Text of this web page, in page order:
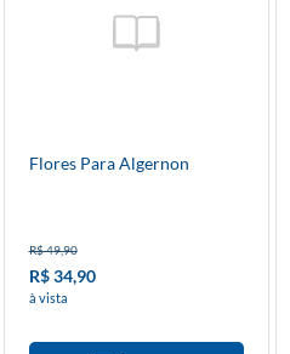
Flores Para Algernon
R$ 49,90
R$ 34,90
à vista